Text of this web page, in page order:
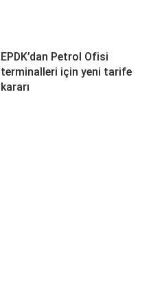
EPDK’dan Petrol Ofisi
terminalleri için yeni tarife
kararı